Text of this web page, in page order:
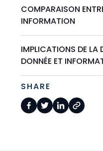
COMPARAISON
INFORMATION
IMPLICATIONS DE LA
DONNÉE ET
SHARE